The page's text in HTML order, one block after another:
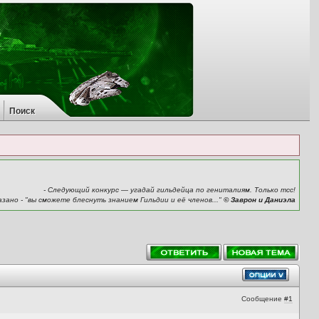
Поиск
- Следующий конкурс — угадай гильдейца по гениталиям. Только тсс!
- "вы сможете блеснуть знанием Гильдии и её членов..."© Заврон и Даниэла
Сообщение #1